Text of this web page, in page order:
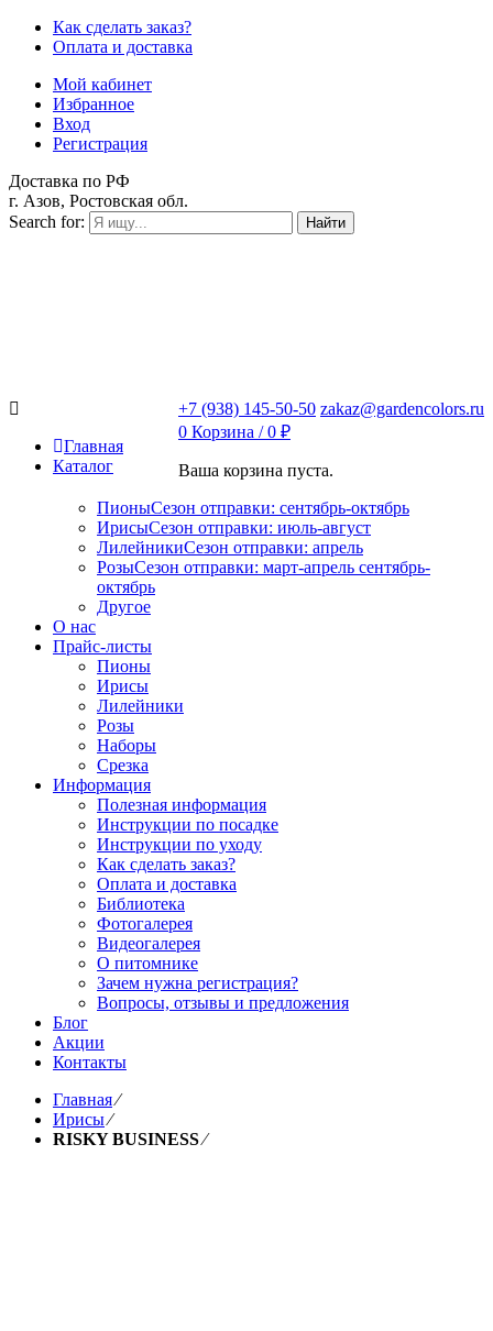
Как сделать заказ?
Оплата и доставка
Мой кабинет
Избранное
Вход
Регистрация
Доставка по РФ
г. Азов, Ростовская обл.
Search for:
Найти
+7 (938) 145-50-50 zakaz@gardencolors.ru
0 Корзина /0 ₽
Ваша корзина пуста.
Главная
Каталог
ПионыСезон отправки: сентябрь-октябрь
ИрисыСезон отправки: июль-август
ЛилейникиСезон отправки: апрель
РозыСезон отправки: март-апрель сентябрь-
октябрь
Другое
О нас
Прайс-листы
Пионы
Ирисы
Лилейники
Розы
Наборы
Срезка
Информация
Полезная информация
Инструкции по посадке
Инструкции по уходу
Как сделать заказ?
Оплата и доставка
Библиотека
Фотогалерея
Видеогалерея
О питомнике
Зачем нужна регистрация?
Вопросы, отзывы и предложения
Блог
Акции
Контакты
Главная⁄
Ирисы⁄
RISKY BUSINESS⁄